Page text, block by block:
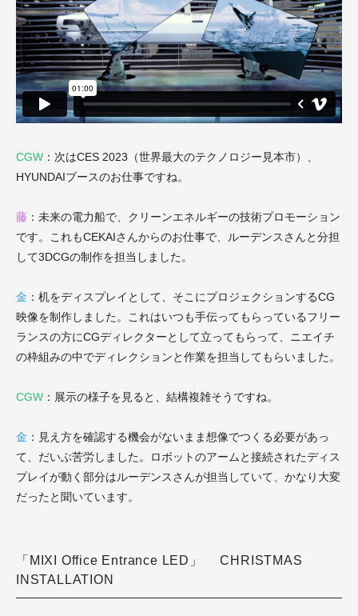
CGW ：次はCES 2023（世界最大のテクノロジー見本市）、
HYUNDAIブースのお仕事ですね。
藤 ：未来の電力船で、クリーンエネルギーの技術プロモーション
です。これもCEKAIさんからのお仕事で、ルーデンスさんと分担
して3DCGの制作を担当しました。
金 ：机をディスプレイとして、そこにプロジェクションするCG
映像を制作しました。これはいつも手伝ってもらっているフリー
ランスの方にCGディレクターとして立ってもらって、ニエイチ
の枠組みの中でディレクションと作業を担当してもらいました。
CGW ：展示の様子を見ると、結構複雑そうですね。
金 ：見え方を確認する機会がないまま想像でつくる必要があっ
て、だいぶ苦労しました。ロボットのアームと接続されたディス
プレイが動く部分はルーデンスさんが担当していて、かなり大変
だったと聞いています。
「MIXI Office Entrance LED」 CHRISTMAS
INSTALLATION